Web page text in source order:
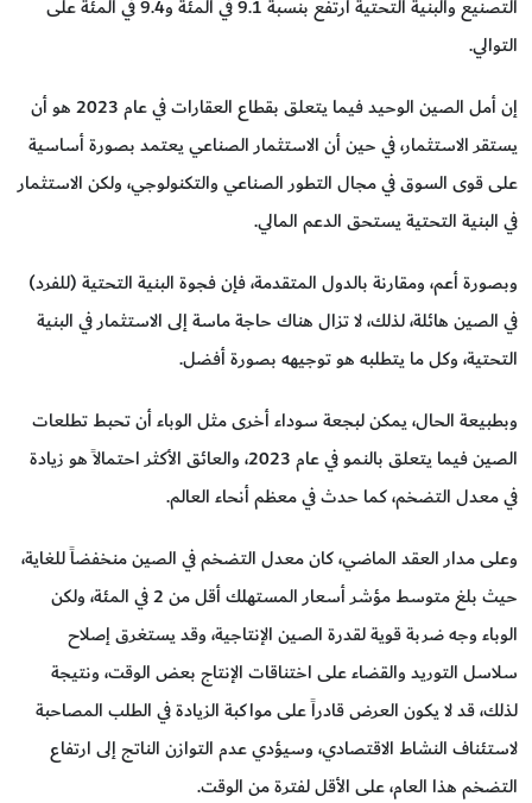
التصنيع والبنية التحتية ارتفع بنسبة 9.1 في المئة و9.4 في المئة على
التوالي.
إن أمل الصين الوحيد فيما يتعلق بقطاع العقارات في عام 2023 هو أن
يستقر الاستثمار، في حين أن الاستثمار الصناعي يعتمد بصورة أساسية
على قوى السوق في مجال التطور الصناعي والتكنولوجي، ولكن الاستثمار
في البنية التحتية يستحق الدعم المالي.
وبصورة أعم، ومقارنة بالدول المتقدمة، فإن فجوة البنية التحتية (للفرد)
في الصين هائلة، لذلك، لا تزال هناك حاجة ماسة إلى الاستثمار في البنية
التحتية، وكل ما يتطلبه هو توجيهه بصورة أفضل.
وبطبيعة الحال، يمكن لبجعة سوداء أخرى مثل الوباء أن تحبط تطلعات
الصين فيما يتعلق بالنمو في عام 2023، والعائق الأكثر احتمالاً هو زيادة
في معدل التضخم، كما حدث في معظم أنحاء العالم.
وعلى مدار العقد الماضي، كان معدل التضخم في الصين منخفضاً للغاية،
حيث بلغ متوسط مؤشر أسعار المستهلك أقل من 2 في المئة، ولكن
الوباء وجه ضربة قوية لقدرة الصين الإنتاجية، وقد يستغرق إصلاح
سلاسل التوريد والقضاء على اختناقات الإنتاج بعض الوقت، ونتيجة
لذلك، قد لا يكون العرض قادراً على مواكبة الزيادة في الطلب المصاحبة
لاستئناف النشاط الاقتصادي، وسيؤدي عدم التوازن الناتج إلى ارتفاع
التضخم هذا العام، على الأقل لفترة من الوقت.